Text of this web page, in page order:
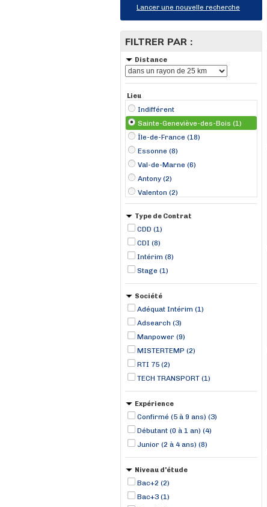
Lancer une nouvelle recherche
FILTRER PAR :
Distance
Lieu
Indifférent
Sainte-Geneviève-des-Bois (1)
Île-de-France (18)
Essonne (8)
Val-de-Marne (6)
Antony (2)
Valenton (2)
Wissous (2)
Créteil (1)
Ivry-sur-Seine (1)
Massy (1)
Meudon (1)
Ollainville (1)
Type de Contrat
CDD (1)
CDI (8)
Intérim (8)
Stage (1)
Société
Adéquat Intérim (1)
Adsearch (3)
Manpower (9)
MISTERTEMP (2)
RTI 75 (2)
TECH TRANSPORT (1)
Expérience
Confirmé (5 à 9 ans) (3)
Débutant (0 à 1 an) (4)
Junior (2 à 4 ans) (8)
Niveau d'étude
Bac+2 (2)
Bac+3 (1)